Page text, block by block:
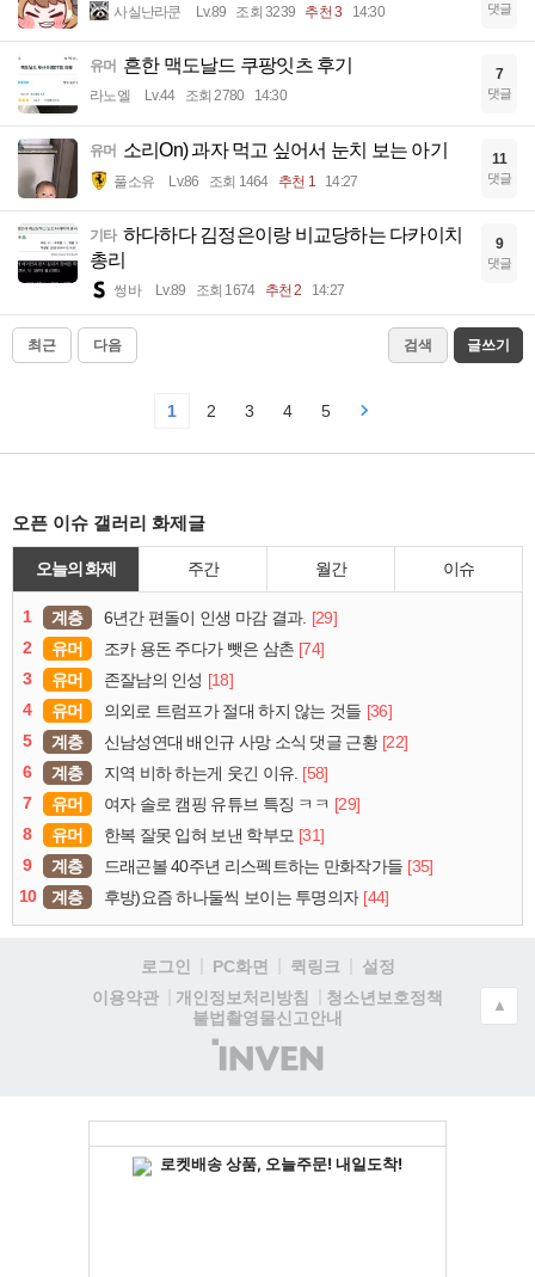
사실난라쿤 Lv.89 조회 3239 추천 3 14:30 댓글
유머 흔한 맥도날드 쿠팡잇츠 후기
라노엘 Lv.44 조회 2780 14:30
7
댓글
유머 소리On) 과자 먹고 싶어서 눈치 보는 아기
풀소유 Lv.86 조회 1464 추천 1 14:27
11
댓글
기타 하다하다 김정은이랑 비교당하는 다카이치
총리
썽바 Lv.89 조회 1674 추천 2 14:27
9
댓글
최근 다음 검색 글쓰기
1 2 3 4 5
오픈 이슈 갤러리 화제글
오늘의 화제 주간 월간 이슈
1 계층 6년간 편돌이 인생 마감 결과. [29]
2
유머 조카 용돈 주다가 뺏은 삼촌 [74]
3
유머 존잘남의 인성 [18]
4
유머 의외로 트럼프가 절대 하지 않는 것들 [36]
5
계층 신남성연대 배인규 사망 소식 댓글 근황 [22]
6
계층 지역 비하 하는게 웃긴 이유. [58]
7
유머 여자 솔로 캠핑 유튜브 특징 ㅋㅋ [29]
8
유머 한복 잘못 입혀 보낸 학부모 [31]
9
계층 드래곤볼 40주년 리스펙트하는 만화작가들 [35]
10
계층 후방)요즘 하나둘씩 보이는 투명의자 [44]
로그인 PC화면 퀵링크
설정
이용약관
개인정보처리방침
청소년보호정책
불법촬영물신고안내
(주)
인
▲